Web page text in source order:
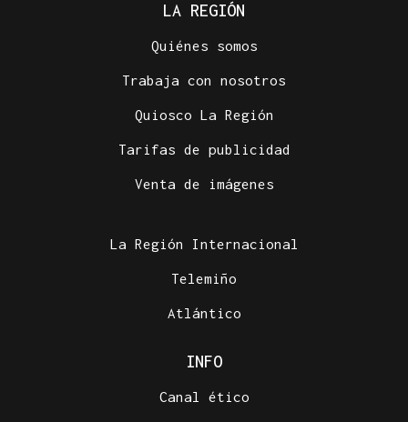
LA REGIÓN
Quiénes somos
Trabaja con nosotros
Quiosco La Región
Tarifas de publicidad
Venta de imágenes
La Región Internacional
Telemiño
Atlántico
INFO
Canal ético